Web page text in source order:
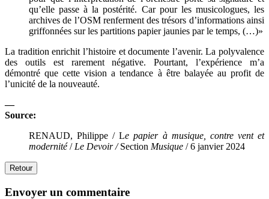
qu’elle passe à la postérité. Car pour les musicologues, les
archives de l’OSM renferment des trésors d’informations ainsi
griffonnées sur les partitions papier jaunies par le temps, (…)»
La tradition enrichit l’histoire et documente l’avenir. La polyvalence
des outils est rarement négative. Pourtant, l’expérience m’a
démontré que cette vision a tendance à être balayée au profit de
l’unicité de la nouveauté.
—
Source:
RENAUD, Philippe / Le papier à musique, contre vent et
modernité/ Le Devoir /Section Musique / 6 janvier 2024
Retour
Envoyer un commentaire